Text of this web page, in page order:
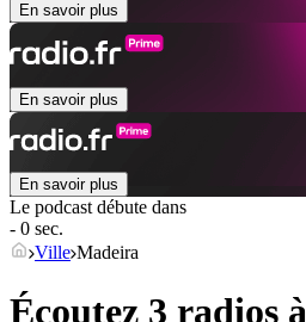
En savoir plus
En savoir plus
En savoir plus
Le podcast débute dans
- 0 sec.
Ville Madeira
Écoutez 3 radios à